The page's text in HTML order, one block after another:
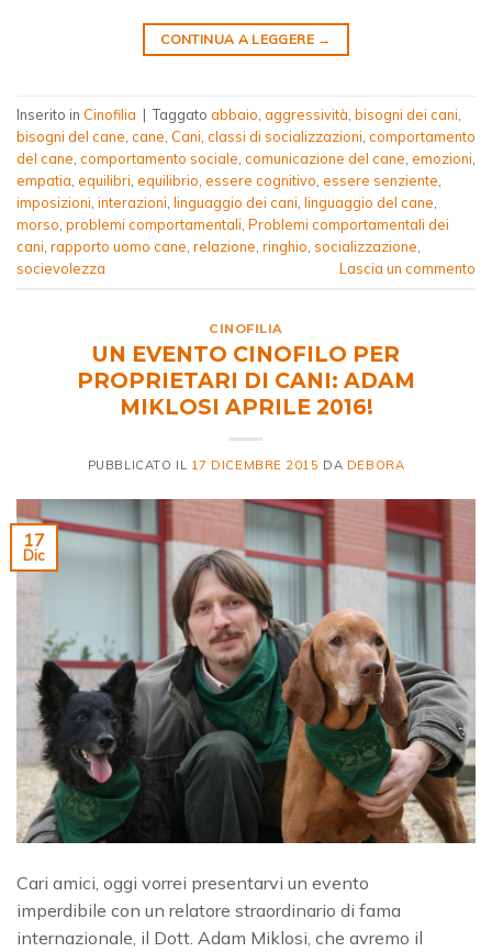
CONTINUA A LEGGERE →
Inserito in Cinofilia | Taggato abbaio, aggressività, bisogni dei cani,
bisogni del cane, cane, Cani, classi di socializzazioni, comportamento
del cane, comportamento sociale, comunicazione del cane, emozioni,
empatia, equilibri, equilibrio, essere cognitivo, essere senziente,
imposizioni, interazioni, linguaggio dei cani, linguaggio del cane,
morso, problemi comportamentali, Problemi comportamentali dei
cani, rapporto uomo cane, relazione, ringhio, socializzazione,
socievolezza
Lascia un commento
CINOFILIA
UN EVENTO CINOFILO PER
PROPRIETARI DI CANI: ADAM
MIKLOSI APRILE 2016!
PUBBLICATO IL 17 DICEMBRE 2015 DA DEBORA
17
Dic
Cari amici, oggi vorrei presentarvi un evento
imperdibile con un relatore straordinario di fama
internazionale, il Dott. Adam Miklosi, che avremo il